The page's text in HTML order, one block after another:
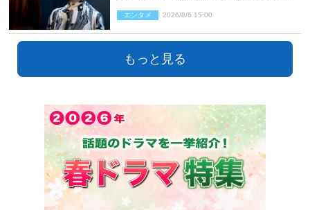
開」
エンタメ 2026/8/6 15:00
もっと見る